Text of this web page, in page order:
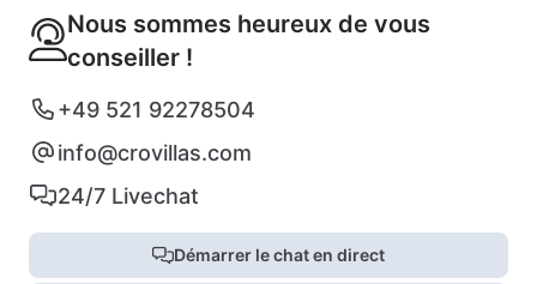
Nous sommes heureux de vous
conseiller !
+49 521 92278504
info@crovillas.com
24/7 Livechat
Démarrer le chat en direct